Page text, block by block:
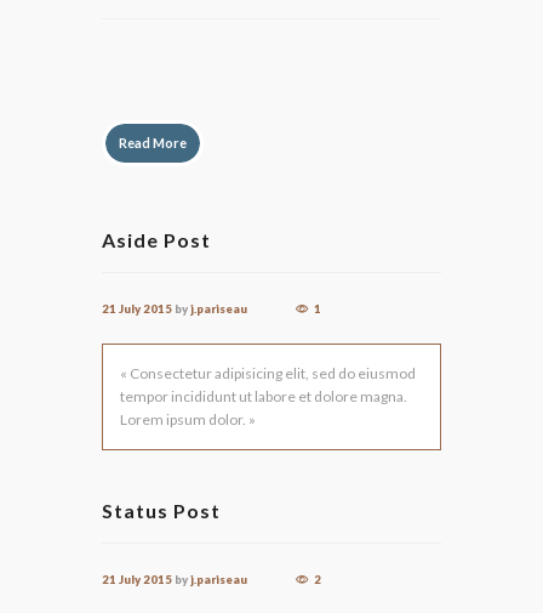
Read More
Aside Post
21 July 2015 byj.pariseau 1
« Consectetur adipisicing elit, sed do eiusmod
tempor incididunt ut labore et dolore magna.
Lorem ipsum dolor. »
Status Post
21 July 2015 byj.pariseau 2